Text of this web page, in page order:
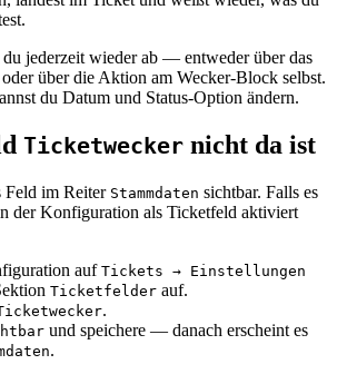
du jederzeit wieder ab — entweder über das
über die Aktion am Wecker-Block selbst.
du Datum und Status-Option ändern.
Ticketwecker nicht da ist
Feld im Reiter Stammdaten sichtbar. Falls es
der Konfiguration als Ticketfeld aktiviert
auf Tickets → Einstellungen
Ticketfelder auf.
.
und speichere — danach erscheint es
.